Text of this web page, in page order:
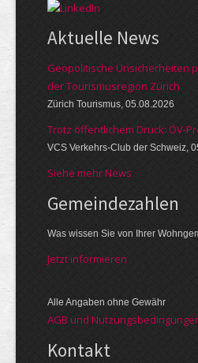
Aktuelle News
Geopolitische Unsicherheiten
der Tourismusregion Zürich
Zürich Tourismus, 05.08.2026
Trotz öffentlichem Druck: ÖV-
VCS Verkehrs-Club der Schweiz,
Siehe mehr News
Gemeinde­zahlen
Was wissen Sie von Ihrer
Jetzt informieren
Alle Angaben ohne Gewähr
AGB und
Kontakt